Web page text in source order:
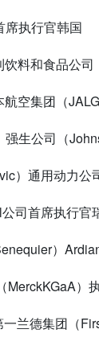
席执行官韩国
饮料和食品公司
航空集团（
强生公司（
）通用动力公
公司首席执行官
）
MerckKGaA）
一兰德集团（